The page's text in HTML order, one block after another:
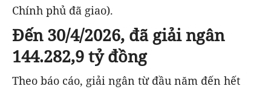
Chính phủ đã giao).
Đến 30/4/2026, đã giải ngân
144.282,9 tỷ đồng
Theo báo cáo, giải ngân từ đầu năm đến hết